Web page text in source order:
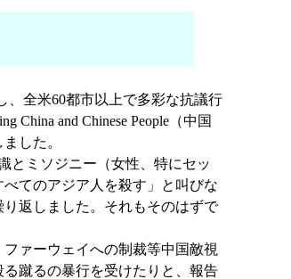
、全米60都市以上で多彩な抗議行
China and Chinese People（中国
した。
とミソジニー（女性、特にセッ
てのアジア人を殺す」と叫びな
返しました。それもそのはずで
ァーウェイへの制裁等中国敵視
蹴るの暴行を受けたりと、報告